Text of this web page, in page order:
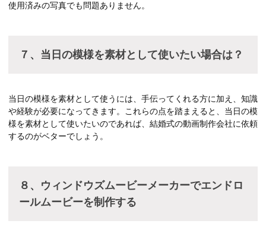
使用済みの写真でも問題ありません。
７、当日の模様を素材として使いたい場合は？
当日の模様を素材として使うには、手伝ってくれる方に加え、知識
や経験が必要になってきます。これらの点を踏まえると、当日の模
様を素材として使いたいのであれば、結婚式の動画制作会社に依頼
するのがベターでしょう。
８、ウィンドウズムービーメーカーでエンドロ
ールムービーを制作する